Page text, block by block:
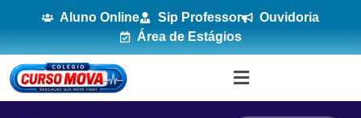
Aluno Online Sip Professor
Ouvidoria
Área de Estágios